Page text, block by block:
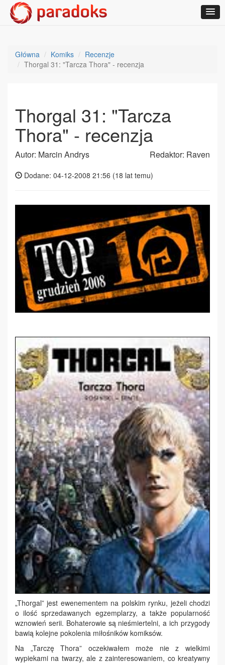
Główna Komiks
Recenzje
Thorgal 31: "Tarcza Thora" - recenzja
Thorgal 31: "Tarcza
Thora" - recenzja
Autor: Marcin Andrys Redaktor: Raven
Dodane: 04-12-2008 21:56 (18 lat temu)
„Thorgal” jest ewenementem na polskim rynku, jeżeli chodzi
o ilość sprzedawanych egzemplarzy, a także popularność
wznowień serii. Bohaterowie są nieśmiertelni, a ich przygody
bawią kolejne pokolenia miłośników komiksów.
Na „Tarczę Thora” oczekiwałem może nie z wielkimi
wypiekami na twarzy, ale z zainteresowaniem, co kreatywny